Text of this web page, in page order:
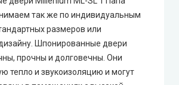
Дорс)
так же по индивидуальным
размеров или
Шпонированные двери
прочны и долговечны. Они
тепло и звукоизоляцию и могут